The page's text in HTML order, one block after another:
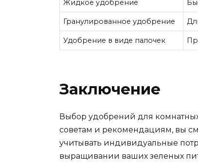
Жидкое удобрение
Гранулированное удобрение
Удобрение в виде палочек
Заключение
Выбор удобрений для
советам и рекомендациям, вы
учитывать индивидуальные
выращивании ваших зеленых